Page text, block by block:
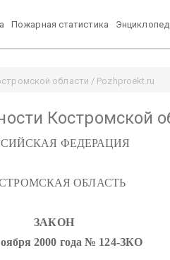
Пожарная статистика
области / Pozhproekt.ru
Костромской
ФЕДЕРАЦИЯ
ОБЛАСТЬ
ЗАКОН
2000 года № 124-ЗКО